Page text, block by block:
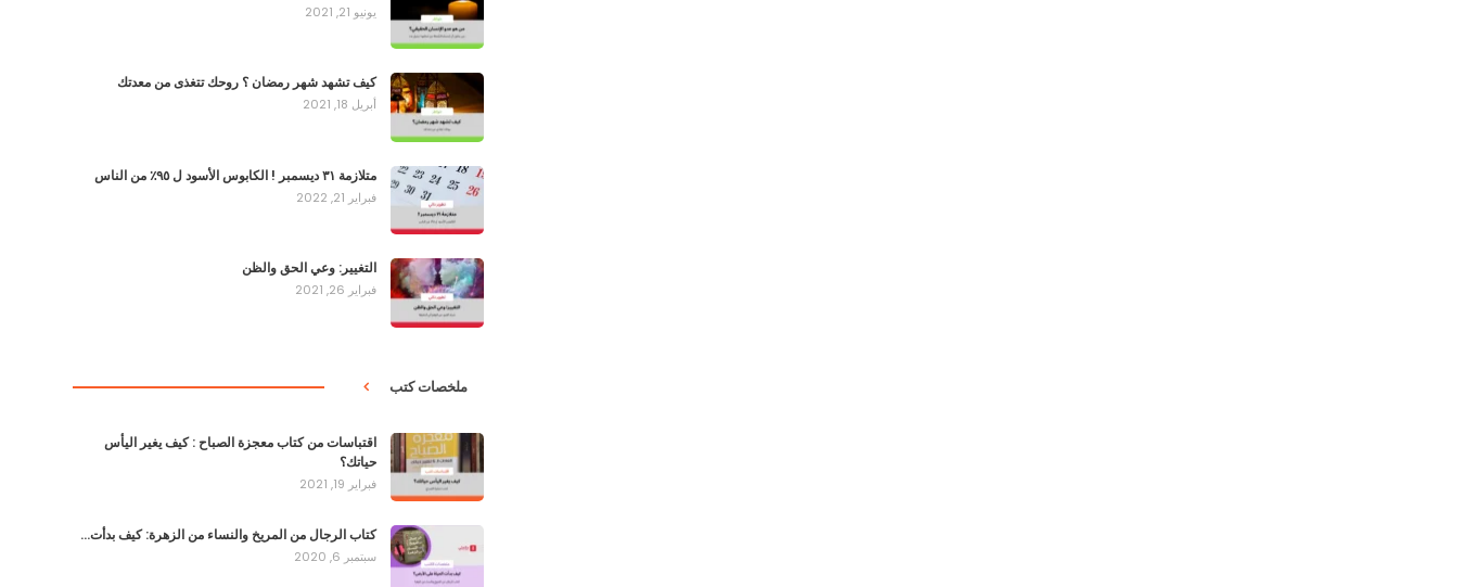
يونيو 21, 2021
كيف تشهد شهر رمضان ؟ روحك تتغذى من معدتك
أبريل 18, 2021
متلازمة ٣١ ديسمبر ! الكابوس الأسود ل ٩٥٪؜ من الناس
فبراير 21, 2022
التغيير: وعي الحق والظن
فبراير 26, 2021
ملخصات كتب
اقتباسات من كتاب معجزة الصباح : كيف يغير اليأس
حياتك؟
فبراير 19, 2021
كتاب الرجال من المريخ والنساء من الزهرة: كيف بدأت…
سبتمبر 6, 2020